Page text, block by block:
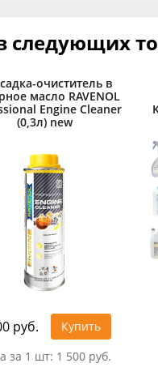
следующих
очиститель в
масло RAVENOL
Engine Cleaner
(0,3л) new
руб.
Купить
за 1 шт: 1 500 руб.